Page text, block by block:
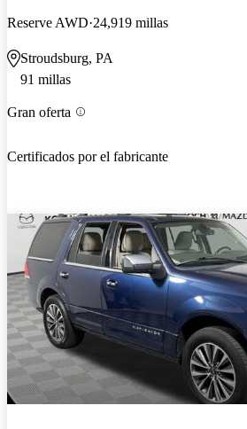
Reserve AWD 24,919 millas
Stroudsburg, PA
91 millas
Gran oferta
Certificados por el fabricante